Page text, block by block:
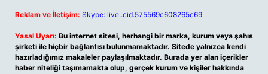
Reklam ve İletişim: Skype: live:.cid.575569c608265c69
Yasal Uyarı: Bu internet sitesi, herhangi bir marka, kurum veya şahıs
şirketi ile hiçbir bağlantısı bulunmamaktadır. Sitede yalnızca kendi
hazırladığımız makaleler paylaşılmaktadır. Burada yer alan içerikler
haber niteliği taşımamakta olup, gerçek kurum ve kişiler hakkında